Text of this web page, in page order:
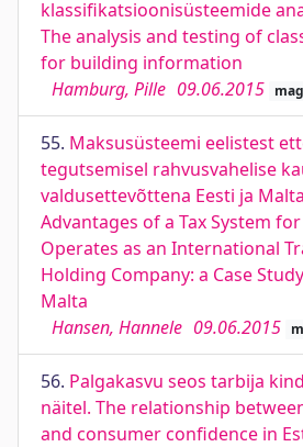
klassifikatsioonisüsteemide
The analysis and testing of
for building information
Hamburg, Pille 09.06.2015
55. Maksusüsteemi eelistest
tegutsemisel rahvusvahelise
valdusettevõttena Eesti ja
Advantages of a Tax System
Operates as an International
Holding Company: a Case
Malta
Hansen, Hannele 09.06.2015
56. Palgakasvu seos tarbija
näitel. The relationship
and consumer confidence in